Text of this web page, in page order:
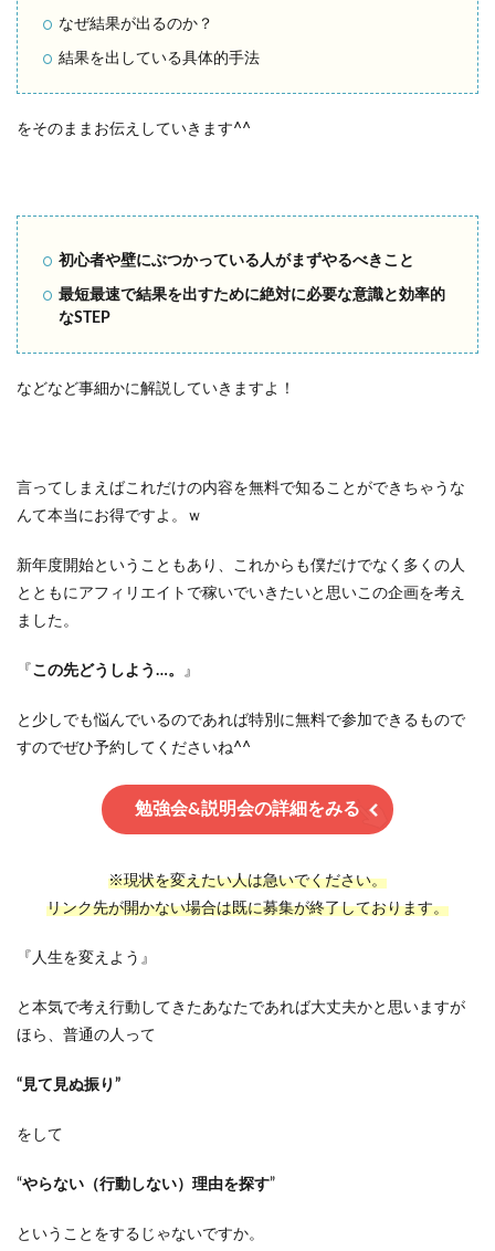
なぜ結果が出るのか？
結果を出している具体的手法
をそのままお伝えしていきます^^
初心者や壁にぶつかっている人がまずやるべきこと
最短最速で結果を出すために絶対に必要な意識と効率的
なSTEP
などなど事細かに解説していきますよ！
言ってしまえばこれだけの内容を無料で知ることができちゃうな
んて本当にお得ですよ。ｗ
新年度開始ということもあり、これからも僕だけでなく多くの人
とともにアフィリエイトで稼いでいきたいと思いこの企画を考え
ました。
『 この先どうしよう…。 』
と少しでも悩んでいるのであれば特別に無料で参加できるもので
すのでぜひ予約してくださいね^^
勉強会&説明会の詳細をみる
※現状を変えたい人は急いでください。
リンク先が開かない場合は既に募集が終了しております。
『人生を変えよう』
と本気で考え行動してきたあなたであれば大丈夫かと思いますが
ほら、普通の人って
“見て見ぬ振り”
をして
“やらない（行動しない）理由を探す”
ということをするじゃないですか。